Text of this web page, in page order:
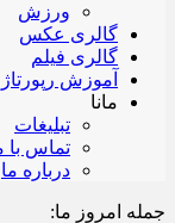
ورزش
گالری عکس
گالری فیلم
آموزش
مانا
تبلیغات
تماس با
درباره ما
جمله امروز ما: